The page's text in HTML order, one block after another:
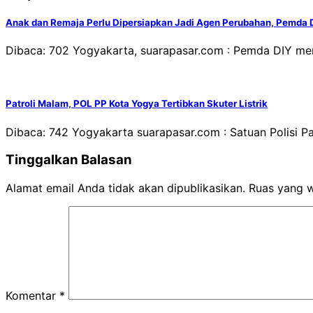
Anak dan Remaja Perlu Dipersiapkan Jadi Agen Perubahan,
Dibaca: 702 Yogyakarta, suarapasar.com : Pemda DIY
Patroli Malam, POL PP Kota Yogya Tertibkan Skuter Listrik
Dibaca: 742 Yogyakarta suarapasar.com : Satuan Polisi
Tinggalkan Balasan
Alamat email Anda tidak akan dipublikasikan. Ruas yang
Komentar *